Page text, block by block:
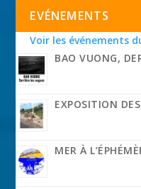
EVÉNEMENTS
Voir les événements
BAO VUONG,
EXPOSITION
MER À